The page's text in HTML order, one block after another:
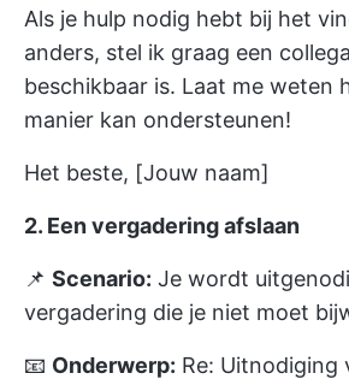
Als je hulp nodig hebt bij het
anders, stel ik graag een
beschikbaar is. Laat me weten
manier kan ondersteunen!
Het beste, [Jouw naam]
2. Een vergadering afslaan
📌 Scenario: Je wordt
vergadering die je niet moet
📧 Onderwerp: Re: Uitnodiging